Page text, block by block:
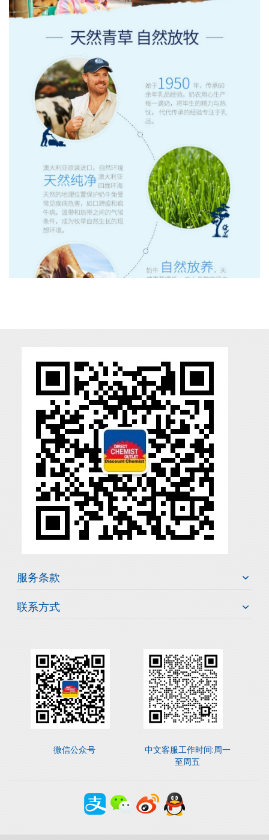
服务条款
联系方式
微信公众号
中文客服工作时间:周一
至周五